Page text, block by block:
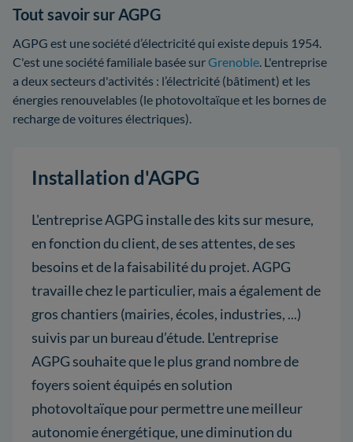
Tout savoir sur AGPG
AGPG est une société d’électricité qui existe depuis 1954.
C'est une société familiale basée surGrenoble. L'entreprise
a deux secteurs d'activités : l’électricité (bâtiment) et les
énergies renouvelables (le photovoltaïque et les bornes de
recharge de voitures électriques).
Installation d'AGPG
L'entreprise AGPG installe des kits sur mesure,
en fonction du client, de ses attentes, de ses
besoins et de la faisabilité du projet. AGPG
travaille chez le particulier, mais a également de
gros chantiers (mairies, écoles, industries, ...)
suivis par un bureau d’étude. L'entreprise
AGPG souhaite que le plus grand nombre de
foyers soient équipés en solution
photovoltaïque pour permettre une meilleur
autonomie énergétique, une diminution du